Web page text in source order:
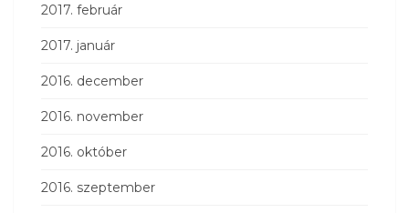
2017. február
2017. január
2016. december
2016. november
2016. október
2016. szeptember